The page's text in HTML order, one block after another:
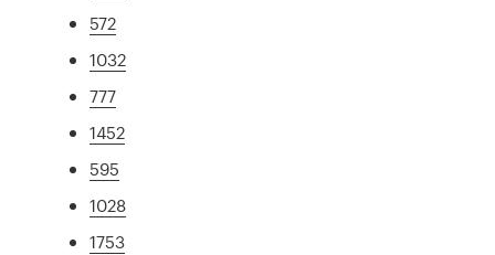
572
1032
777
1452
595
1028
1753